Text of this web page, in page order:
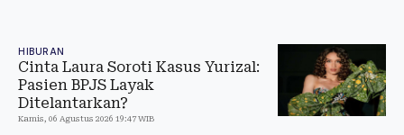
HIBURAN
Cinta Laura Soroti Kasus Yurizal:
Pasien BPJS Layak
Ditelantarkan?
Kamis, 06 Agustus 2026 19:47 WIB